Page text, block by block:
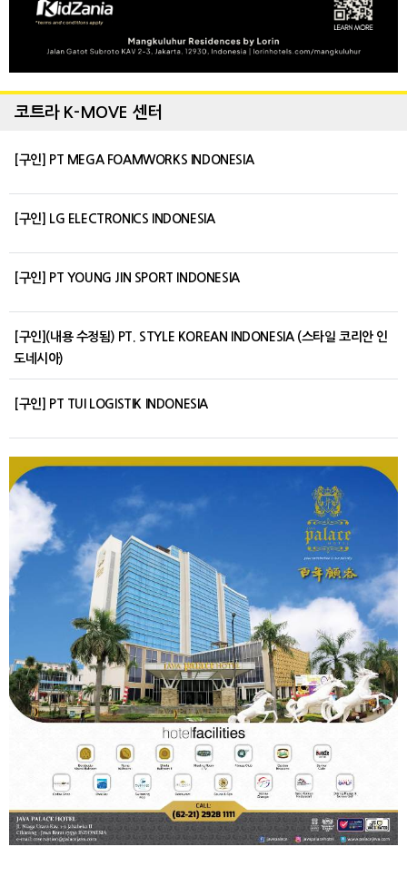
코트라 K-MOVE 센터
[구인] PT MEGA FOAMWORKS INDONESIA
[구인] LG ELECTRONICS INDONESIA
[구인] PT YOUNG JIN SPORT INDONESIA
[구인](내용 수정됨) PT. STYLE KOREAN INDONESIA (스타일 코리안 인
도네시아)
[구인] PT TUI LOGISTIK INDONESIA